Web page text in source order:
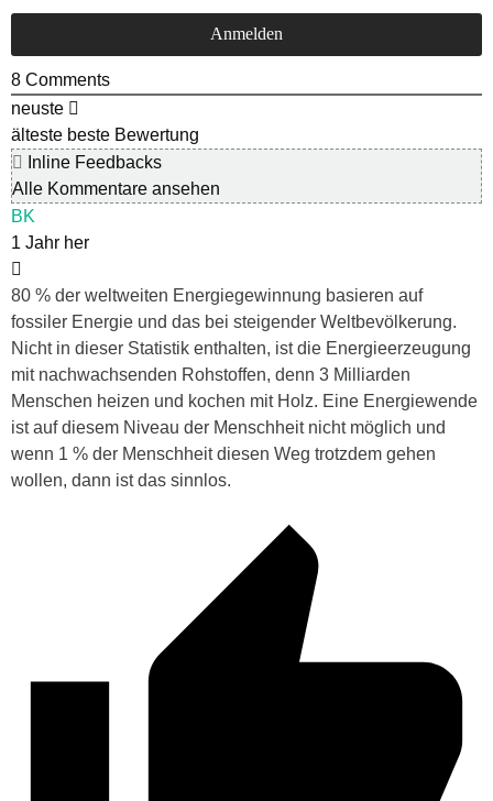
8 Comments
neuste
älteste beste Bewertung
Inline Feedbacks
Alle Kommentare ansehen
BK
1 Jahr her
80 % der weltweiten Energiegewinnung basieren auf
fossiler Energie und das bei steigender Weltbevölkerung.
Nicht in dieser Statistik enthalten, ist die Energieerzeugung
mit nachwachsenden Rohstoffen, denn 3 Milliarden
Menschen heizen und kochen mit Holz. Eine Energiewende
ist auf diesem Niveau der Menschheit nicht möglich und
wenn 1 % der Menschheit diesen Weg trotzdem gehen
wollen, dann ist das sinnlos.